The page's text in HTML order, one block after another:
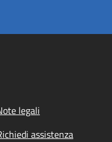
legali
assistenza